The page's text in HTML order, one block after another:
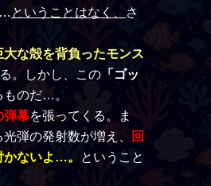
… ということはなく、
さ
な殻を背負ったモンス
。しかし、この 「ゴッ
ものだ…。
弾幕を張ってくる。ま
弾の発射数が増え、
回
かないよ…。
ということ